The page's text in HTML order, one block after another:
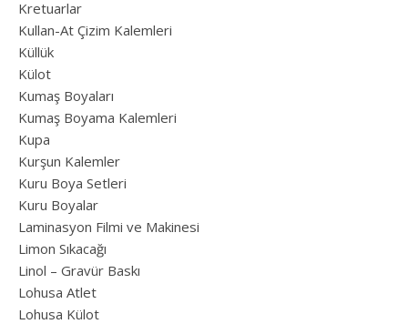
Kretuarlar
Kullan-At Çizim Kalemleri
Küllük
Külot
Kumaş Boyaları
Kumaş Boyama Kalemleri
Kupa
Kurşun Kalemler
Kuru Boya Setleri
Kuru Boyalar
Laminasyon Filmi ve Makinesi
Limon Sıkacağı
Linol – Gravür Baskı
Lohusa Atlet
Lohusa Külot